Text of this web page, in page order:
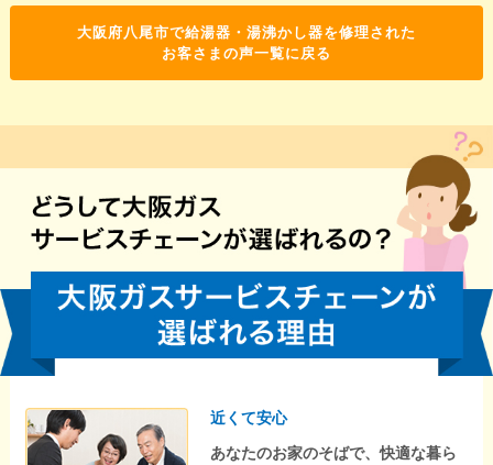
大阪府八尾市で給湯器・湯沸かし器を修理された
お客さまの声一覧に戻る
近くて安心
あなたのお家のそばで、快適な暮ら